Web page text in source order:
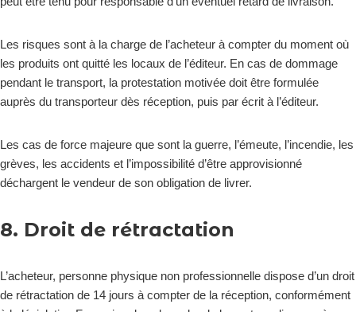
Les risques sont à la charge de l’acheteur à compter du moment où
les produits ont quitté les locaux de l’éditeur. En cas de dommage
pendant le transport, la protestation motivée doit être formulée
auprès du transporteur dès réception, puis par écrit à l’éditeur.
Les cas de force majeure que sont la guerre, l’émeute, l’incendie, les
grèves, les accidents et l’impossibilité d’être approvisionné
déchargent le vendeur de son obligation de livrer.
8. Droit de rétractation
L’acheteur, personne physique non professionnelle dispose d’un droit
de rétractation de 14 jours à compter de la réception, conformément